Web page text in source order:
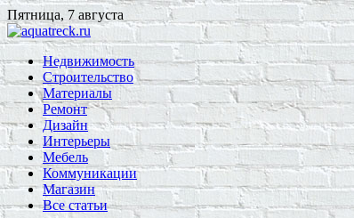
Пятница, 7 августа
Недвижимость
Строительство
Материалы
Ремонт
Дизайн
Интерьеры
Мебель
Коммуникации
Магазин
Все статьи